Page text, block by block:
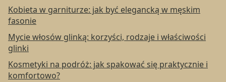
Kobieta w garniturze: jak być elegancką w męskim
fasonie
Mycie włosów glinką: korzyści, rodzaje i właściwości
glinki
Kosmetyki na podróż: jak spakować się praktycznie i
komfortowo?